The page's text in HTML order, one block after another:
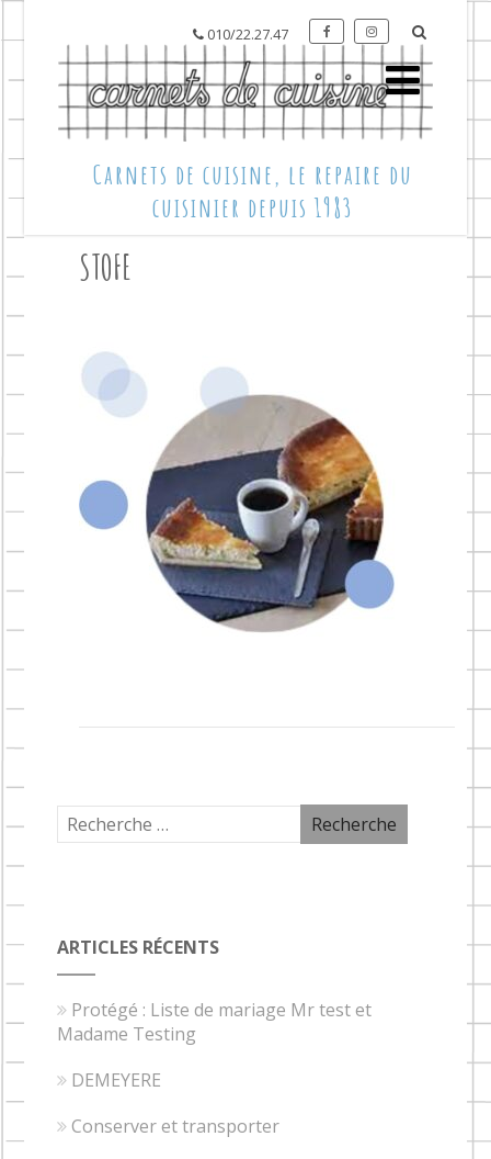
010/22.27.47
Carnets de cuisine, le repaire du
cuisinier depuis 1983
STOFE
ARTICLES RÉCENTS
Protégé : Liste de mariage Mr test et
Madame Testing
DEMEYERE
Conserver et transporter